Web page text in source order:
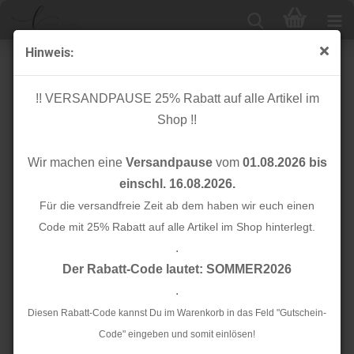
Hinweis:
!! VERSANDPAUSE 25% Rabatt auf alle Artikel im
Shop !!
Wir machen eine Versandpausevom 01.08.2026 bis
einschl. 16.08.2026.
Für die versandfreie Zeit ab dem haben wir euch einen
Code mit 25% Rabatt auf alle Artikel im Shop hinterlegt.
.
Der Rabatt-Code lautet: SOMMER2026
.
Diesen Rabatt-Code kannst Du im Warenkorb in das Feld "Gutschein-
Code" eingeben und somit einlösen!
Nicky Velours - uni - grey